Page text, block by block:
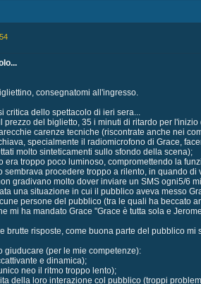
consegnatomi all'ingresso.
critica dello spettacolo di ieri sera...
prezzo del biglietto, 35 i minuti di ritardo per l'inizio
carenze tecniche (riscontrate anche nei
specialmente il radiomicrofono di Grace,
molto sinteticamenti sullo sfondo della scena);
era troppo poco luminoso, compromettendo la
sembrava procedere troppo a rilento, in quando
gradivano molto dover inviare un SMS ogni5/6
una situazione in cui il pubblico aveva messo
persone del pubblico (tra le quali ha beccato
mi ha mandato Grace "Grace è tutta sola e
brutte risposte, come buona parte del pubblico mi
giuducare (per le mie competenze):
e dinamica);
neo il ritmo troppo lento);
della loro interazione col pubblico (troppi